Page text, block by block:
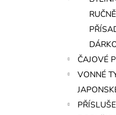
ČAJOVÉ
VONNÉ